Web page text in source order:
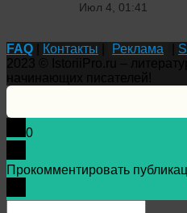
Июл 4, 01:41
FAQ Контакты Реклама
0
Прокомментировать